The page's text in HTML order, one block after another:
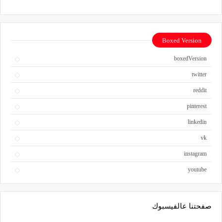
Boxed Version
boxedVersion
twitter
reddit
pinterest
linkedin
vk
instagram
youtube
صفحتنا عالفيسبوك